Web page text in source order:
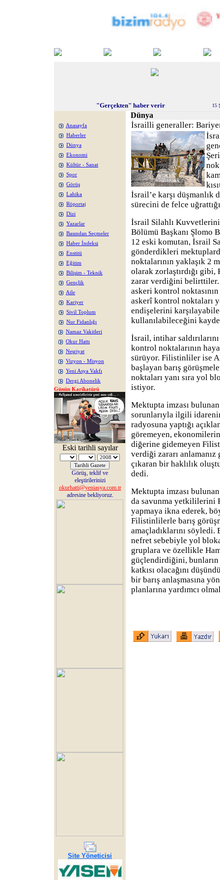
"Gerçekten" haber verir 15
Anasayfa
Haberler
Dünya
Ekonomi
Kültür - Sanat
Spor
Görüş
Lahika
Röportaj
Dizi
Yazarlar
Basından Seçmeler
Haber İndeksi
Enstitü
Eğitim
Bilişim - Teknik
Gençlik
Aile
Kariyer
Sivil Toplum
Nur Fidanlığı
Namaz Vakitleri
Okur Hattı
Neşriyat
Vizyon - Misyon
Yeni Asya Vakfı
Dergi Abonelik
Günün Karikatürü
Eski tarihli sayılar
Görüş, teklif ve
eleştirilerinizi
okurhatti@yeniasya.com.tr
adresine bekliyoruz.
Site Yöneticisi
Dünya
İsrailli generaller:
İsrail’e karşı düşmanlık
sürecini de felce
İsrail Silahlı
Bölümü Başkanı Şlomo
12 eski komutan, İsrail
gönderdikleri
noktalarının yaklaşık 2
olarak zorlaştırdığı
zarar verdiğini
askeri kontrol
askerî kontrol noktaları
endişelerini
kullanılabileceğini
İsrail, intihar
kontrol noktalarının
sürüyor. Filistinliler ise
başlayan barış
noktaları yanı sıra yol
istiyor.
Mektupta imzası
sorunlarıyla ilgili
radyosuna yaptığı
göremeyen,
diğerine gidemeyen
verdiği zararı
çıkaran bir haklılık
dedi.
Mektupta imzası
da savunma
yapmaya ikna ederek,
Filistinlilerle barış
amaçladıklarını
nefret sebebiyle yol
gruplara ve özellikle
güçlendirdiğini, bunların
katkısı olacağını
bir barış anlaşmasına
planlarına yardımcı